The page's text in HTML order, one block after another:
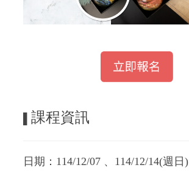
課程資訊
日期：114/12/07 、114/12/14(週日)